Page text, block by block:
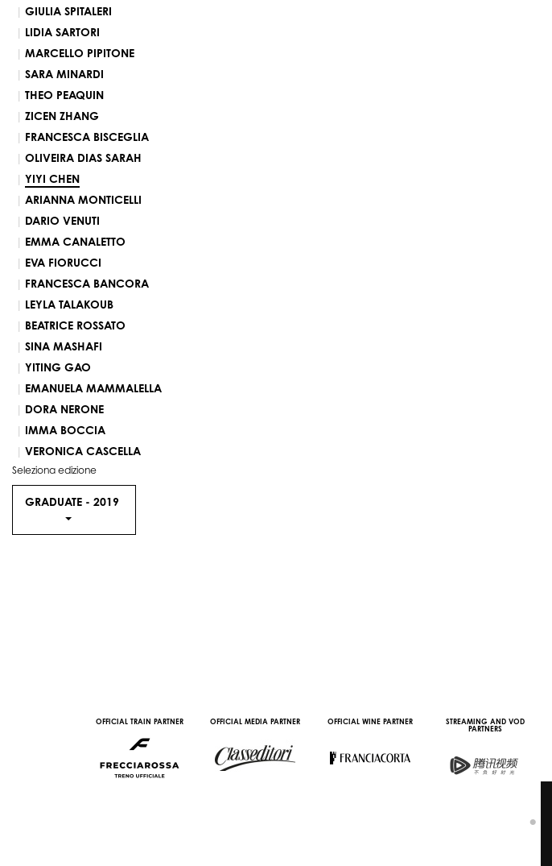
GIULIA SPITALERI
LIDIA SARTORI
MARCELLO PIPITONE
SARA MINARDI
THEO PEAQUIN
ZICEN ZHANG
FRANCESCA BISCEGLIA
OLIVEIRA DIAS SARAH
YIYI CHEN
ARIANNA MONTICELLI
DARIO VENUTI
EMMA CANALETTO
EVA FIORUCCI
FRANCESCA BANCORA
LEYLA TALAKOUB
BEATRICE ROSSATO
SINA MASHAFI
YITING GAO
EMANUELA MAMMALELLA
DORA NERONE
IMMA BOCCIA
VERONICA CASCELLA
Seleziona edizione
GRADUATE - 2019
OFFICIAL TRAIN PARTNER OFFICIAL MEDIA PARTNER OFFICIAL WINE PARTNER
STREAMING AND VOD
PARTNERS